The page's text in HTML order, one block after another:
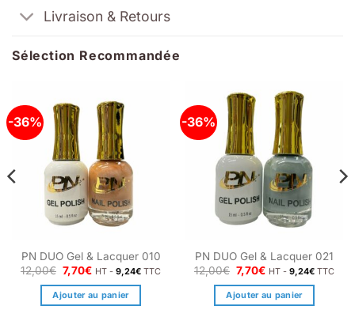
Livraison & Retours
Sélection Recommandée
-36%
PN DUO Gel & Lacquer 010
12,00€ Le
prix
initial
était :
7,70€Le
actuel
est :
HT -9,24€ TTC
Ajouter au panier
-36%
PN DUO Gel & Lacquer 021
12,00€ Le
prix
initial
était :
7,70€Le
actuel
est :
HT -9,24€ TTC
Ajouter au panier